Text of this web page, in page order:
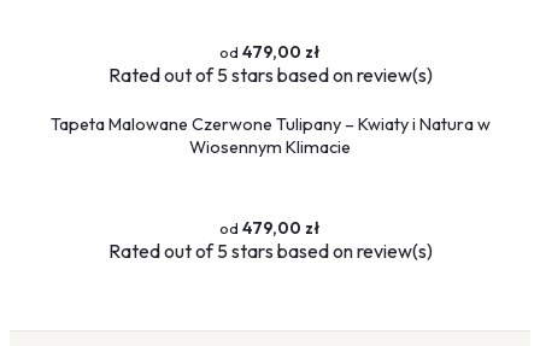
479,00 zł
Ratedout of 5 stars based onreview(s)
Tapeta Malowane Czerwone Tulipany – Kwiaty i Natura w
Wiosennym Klimacie
479,00 zł
Ratedout of 5 stars based onreview(s)